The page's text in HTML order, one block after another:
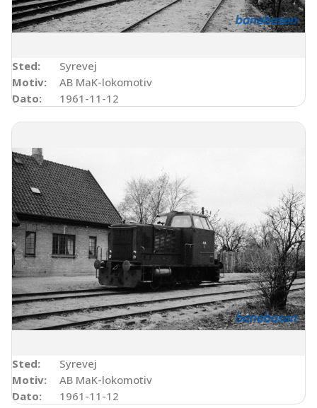
Sted:
Syrevej
Motiv:
AB MaK-lokomotiv
Dato:
1961-11-12
Sted:
Syrevej
Motiv:
AB MaK-lokomotiv
Dato:
1961-11-12